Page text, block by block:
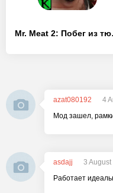
Mr.
azat080192
4
Мод зашел,
asdajj
3
Работает